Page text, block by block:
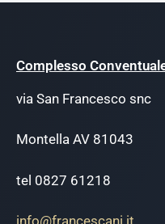
Complesso
via San Francesco snc
Montella AV 81043
tel 0827 61218
info@francescani.it